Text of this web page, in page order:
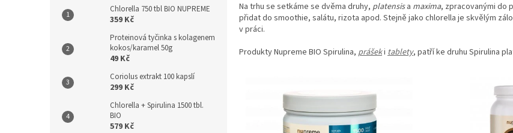
Chlorella 750 tbl BIO NUPREME
359 Kč
Proteinová tyčinka s kolagenem
kokos/karamel 50g
49 Kč
Coriolus extrakt 100 kapslí
299 Kč
Chlorella + Spirulina 1500 tbl.
BIO
579 Kč
Na trhu se setkáme se dvěma druhy, platensis a maxima, zpracovanými do
přidat do smoothie, salátu, rizota apod. Stejně jako chlorella je skvělým
v práci.
Produkty Nupreme BIO Spirulina, prášeki tablety, patří ke druhu Spirulina